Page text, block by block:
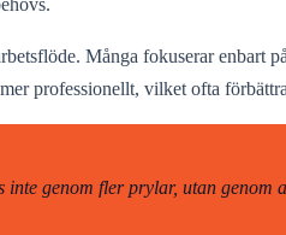
Många fokuserar enbart
professionellt, vilket ofta
inte genom fler prylar, utan